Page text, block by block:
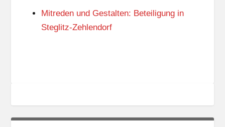
S
O
N
Mitreden und Gestalten: Beteiligung in
Steglitz-Zehlendorf